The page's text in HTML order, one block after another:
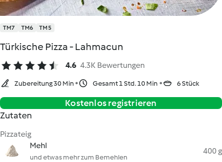
TM7 TM6 TM5
Türkische Pizza - Lahmacun
4.6 4.3K Bewertungen
Zubereitung 30 Min Gesamt 1 Std. 10 Min 6 Stück
Kostenlos registrieren
Zutaten
Pizzateig
Mehl
und etwas mehr zum Bemehlen
400 g